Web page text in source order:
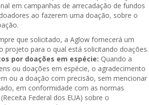
em campanhas de arrecadação de fundos
ao fazerem uma doação, sobre o
que solicitado, a Aglow fornecerá um
projeto para o qual está solicitando doações.
por doações em espécie: Quando a
ou doações em espécie, o agradecimento
ou a doação com precisão, sem mencionar
em conformidade com as normas
Federal dos EUA) sobre o